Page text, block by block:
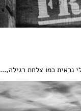
נראית כמו צלחת רגילה,...